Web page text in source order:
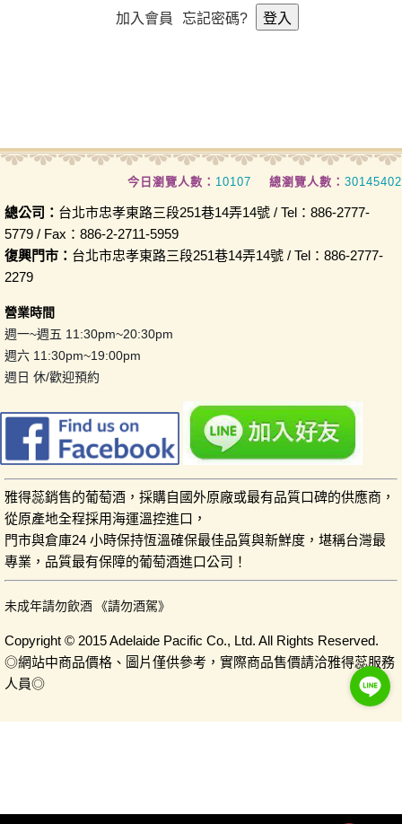
加入會員 忘記密碼?
今日瀏覽人數： 10107 總瀏覽人數： 30145402
總公司： 台北市忠孝東路三段251巷14弄14號 / Tel：886-2777-
5779 / Fax：886-2-2711-5959
復興門市： 台北市忠孝東路三段251巷14弄14號 / Tel：886-2777-
2279
營業時間
週一~週五 11:30pm~20:30pm
週六 11:30pm~19:00pm
週日 休/歡迎預約
雅得蕊銷售的葡萄酒，採購自國外原廠或最有品質口碑的供應商，
從原產地全程採用海運溫控進口，
門市與倉庫24 小時保持恆溫確保最佳品質與新鮮度，堪稱台灣最
專業，品質最有保障的葡萄酒進口公司！
未成年請勿飲酒 《請勿酒駕》
Copyright © 2015 Adelaide Pacific Co., Ltd. All Rights Reserved.
◎網站中商品價格、圖片僅供參考，實際商品售價請洽雅得蕊服務
人員◎